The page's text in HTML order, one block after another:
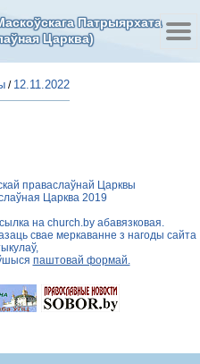
Патрыярхата
Царква)
/ 12.11.2022
праваслаўнай Царквы
Царква 2019
на church.by абавязковая.
свае меркаванне з нагоды сайта
паштовай формай.